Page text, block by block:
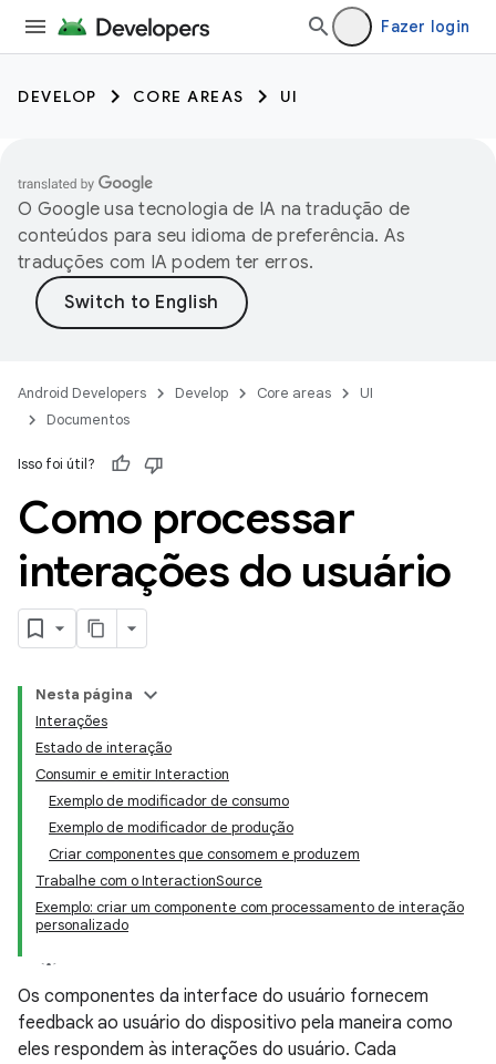
Fazer login
DEVELOP CORE AREAS UI
O Google usa tecnologia de IA na tradução de
conteúdos para seu idioma de preferência. As
traduções com IA podem ter erros.
Android Developers Develop Core areas
UI
Documentos
Isso foi útil?
Como processar
interações do usuário
Nesta página
Interações
Estado de interação
Consumir e emitir Interaction
Exemplo de modificador de consumo
Exemplo de modificador de produção
Criar componentes que consomem e produzem
Trabalhe com o InteractionSource
Exemplo: criar um componente com processamento de interação
personalizado
Os componentes da interface do usuário fornecem
feedback ao usuário do dispositivo pela maneira como
eles respondem às interações do usuário. Cada